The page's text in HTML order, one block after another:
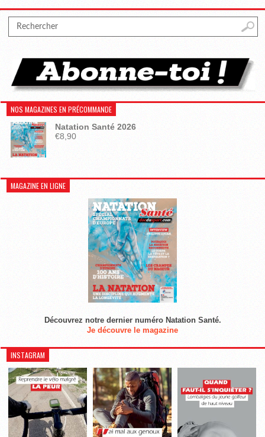
NOS MAGAZINES EN PRÉCOMMANDE
Natation Santé 2026
€8,90
MAGAZINE EN LIGNE
Découvrez notre dernier numéro Natation Santé.
Je découvre le magazine
INSTAGRAM